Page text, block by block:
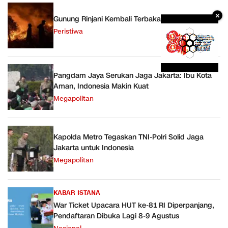
Gunung Rinjani Kembali Terbakar
Peristiwa
Pangdam Jaya Serukan Jaga Jakarta: Ibu Kota
Aman, Indonesia Makin Kuat
Megapolitan
Kapolda Metro Tegaskan TNI-Polri Solid Jaga
Jakarta untuk Indonesia
Megapolitan
KABAR ISTANA
War Ticket Upacara HUT ke-81 RI Diperpanjang,
Pendaftaran Dibuka Lagi 8-9 Agustus
×